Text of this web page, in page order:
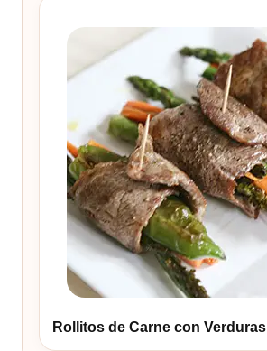
Rollitos de Carne con Verduras